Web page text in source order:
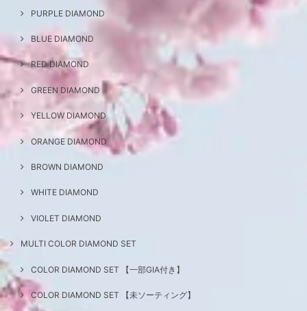
PURPLE DIAMOND
BLUE DIAMOND
RED DIAMOND
GREEN DIAMOND
YELLOW DIAMOND
ORANGE DIAMOND
BROWN DIAMOND
WHITE DIAMOND
VIOLET DIAMOND
MULTI COLOR DIAMOND SET
COLOR DIAMOND SET 【一部GIA付き】
COLOR DIAMOND SET 【未ソーティング】